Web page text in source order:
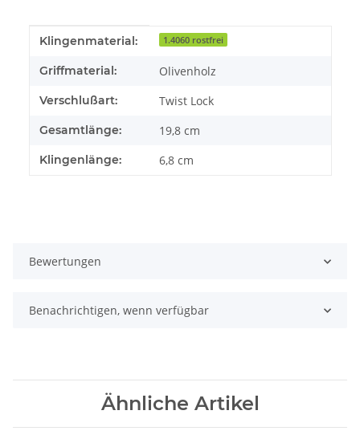
Produkteigenschaft
Wert
Klingenmaterial: 1.4060 rostfrei
Griffmaterial: Olivenholz
Verschlußart: Twist Lock
Gesamtlänge: 19,8 cm
Klingenlänge: 6,8 cm
Bewertungen
Benachrichtigen, wenn verfügbar
Ähnliche Artikel